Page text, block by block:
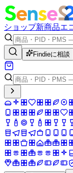
ショップ新商品エ
Findieに相談